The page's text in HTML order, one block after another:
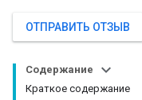
ОТПРАВИТЬ ОТЗЫВ
Содержание
Краткое содержание